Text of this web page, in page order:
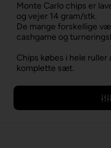
Monte Carlo chips er
og vejer 14 gram/stk.
De mange forskellige
cashgame og
Chips købes i hele ruller
komplette sæt.